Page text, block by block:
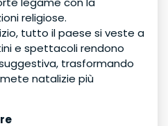
religiose.
tutto il paese si veste a
e spettacoli rendono
trasformando
natalizie più